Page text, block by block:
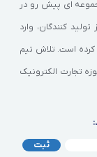
ای پیش رو در
کنندگان، وارد
کرده است. تلاش تیم
تجارت الکترونیک
ثبت